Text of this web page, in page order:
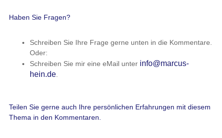
Haben Sie Fragen?
Schreiben Sie Ihre Frage gerne unten in die Kommentare.
Oder:
Schreiben Sie mir eine eMail unter info@marcus-
hein.de.
Teilen Sie gerne auch Ihre persönlichen Erfahrungen mit diesem
Thema in den Kommentaren.